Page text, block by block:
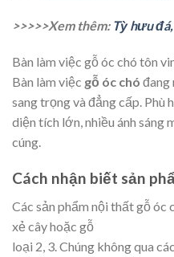
>>>>>Xem thêm: Tỳ hưu
Bàn làm việc gỗ óc chó tôn
Bàn làm việc gỗ óc chó đang
sang trọng và đẳng cấp. Phù
diện tích lớn, nhiều ánh sáng
cúng.
Cách nhận biết sản
Các sản phẩm nội thất gỗ
xẻ cây hoặc gỗ
loại 2, 3. Chúng không qua